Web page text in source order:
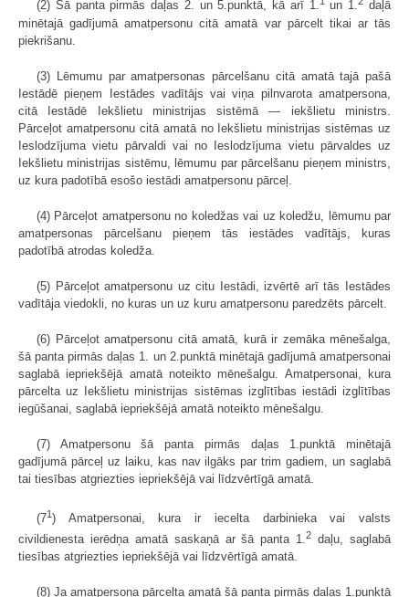
(2) Šā panta pirmās daļas 2. un 5.punktā, kā arī 1. un 1.
daļā
minētajā gadījumā amatpersonu citā amatā var pārcelt tikai ar tās
piekrišanu.
(3) Lēmumu par amatpersonas pārcelšanu citā amatā tajā pašā
Iestādē pieņem Iestādes vadītājs vai viņa pilnvarota amatpersona,
citā Iestādē Iekšlietu ministrijas sistēmā — iekšlietu ministrs.
Pārceļot amatpersonu citā amatā no Iekšlietu ministrijas sistēmas uz
Ieslodzījuma vietu pārvaldi vai no Ieslodzījuma vietu pārvaldes uz
Iekšlietu ministrijas sistēmu, lēmumu par pārcelšanu pieņem ministrs,
uz kura padotībā esošo iestādi amatpersonu pārceļ.
(4) Pārceļot amatpersonu no koledžas vai uz koledžu, lēmumu par
amatpersonas pārcelšanu pieņem tās iestādes vadītājs, kuras
padotībā atrodas koledža.
(5) Pārceļot amatpersonu uz citu Iestādi, izvērtē arī tās Iestādes
vadītāja viedokli, no kuras un uz kuru amatpersonu paredzēts pārcelt.
(6) Pārceļot amatpersonu citā amatā, kurā ir zemāka mēnešalga,
šā panta pirmās daļas 1. un 2.punktā minētajā gadījumā amatpersonai
saglabā iepriekšējā amatā noteikto mēnešalgu. Amatpersonai, kura
pārcelta uz Iekšlietu ministrijas sistēmas izglītības iestādi izglītības
iegūšanai, saglabā iepriekšējā amatā noteikto mēnešalgu.
(7) Amatpersonu šā panta pirmās daļas 1.punktā minētajā
gadījumā pārceļ uz laiku, kas nav ilgāks par trim gadiem, un saglabā
tai tiesības atgriezties iepriekšējā vai līdzvērtīgā amatā.
(71) Amatpersonai, kura ir iecelta darbinieka vai valsts
civildienesta ierēdņa amatā saskaņā ar šā panta 1.2 daļu, saglabā
tiesības atgriezties iepriekšējā vai līdzvērtīgā amatā.
(8) Ja amatpersona pārcelta amatā šā panta pirmās daļas 1.punktā